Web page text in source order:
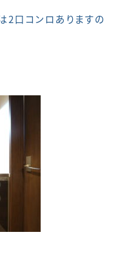
2口コンロありますの